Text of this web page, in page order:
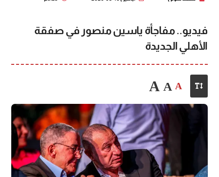
فيديو.. مفاجأة ياسين منصور في صفقة
الأهلي الجديدة
A
A
A